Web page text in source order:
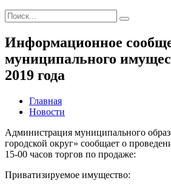
Информационное
муниципального
2019 года
Главная
Новости
Администрация муниципального
городской округ» сообщает о
15-00 часов торгов по продаже:
Приватизируемое имущество: